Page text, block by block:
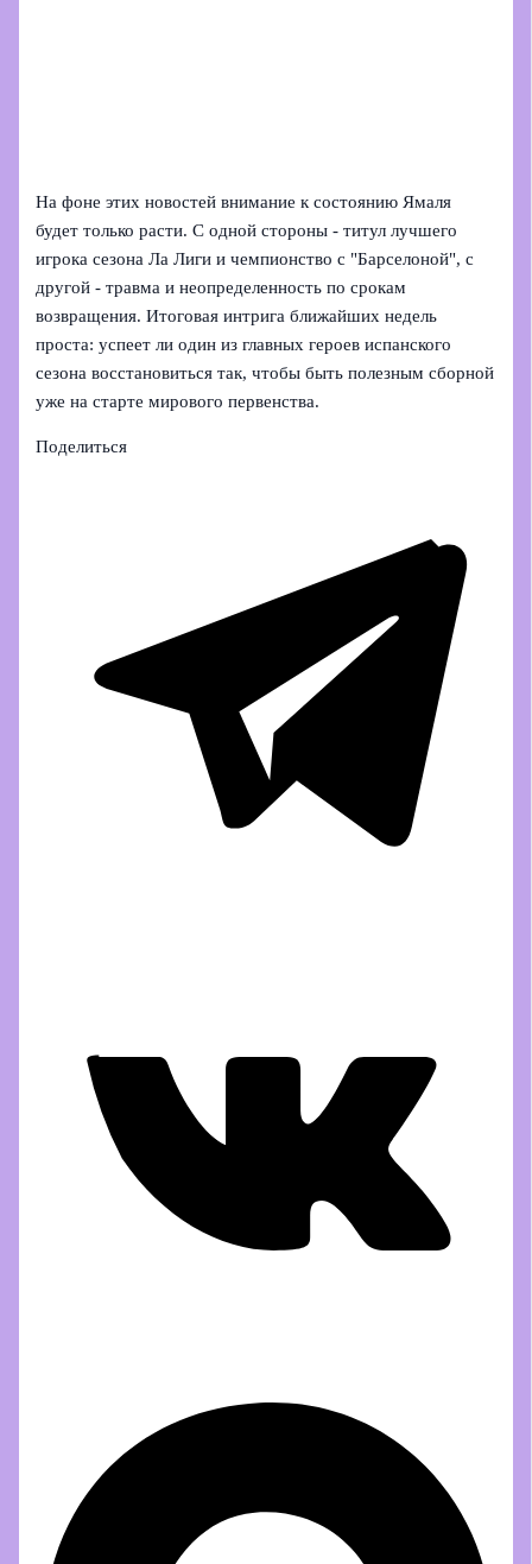
На фоне этих новостей внимание к состоянию Ямаля
будет только расти. С одной стороны - титул лучшего
игрока сезона Ла Лиги и чемпионство с "Барселоной", с
другой - травма и неопределенность по срокам
возвращения. Итоговая интрига ближайших недель
проста: успеет ли один из главных героев испанского
сезона восстановиться так, чтобы быть полезным сборной
уже на старте мирового первенства.
Поделиться